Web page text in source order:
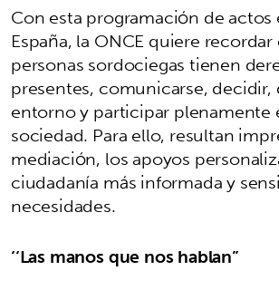
Con esta programación de actos
España, la ONCE quiere
personas sordociegas tienen
presentes, comunicarse, decidir,
entorno y participar plenamente
sociedad. Para ello, resultan
mediación, los apoyos
ciudadanía más informada y
necesidades.
‘‘Las manos que nos hablan”